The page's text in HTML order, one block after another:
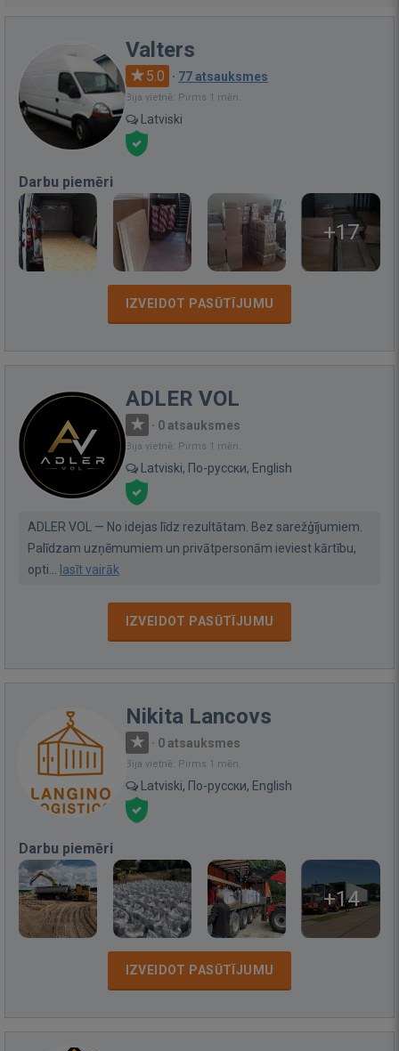
Valters
5.0 · 77 atsauksmes
Bija vietnē: Pirms 1 mēn.
Latviski
Darbu piemēri
+17
IZVEIDOT PASŪTĪJUMU
ADLER VOL
· 0 atsauksmes
Bija vietnē: Pirms 1 mēn.
Latviski, По-русски, English
ADLER VOL — No idejas līdz rezultātam. Bez sarežģījumiem.
Palīdzam uzņēmumiem un privātpersonām ieviest kārtību,
opti... lasīt vairāk
IZVEIDOT PASŪTĪJUMU
Nikita Lancovs
· 0 atsauksmes
Bija vietnē: Pirms 1 mēn.
Latviski, По-русски, English
Darbu piemēri
+14
IZVEIDOT PASŪTĪJUMU